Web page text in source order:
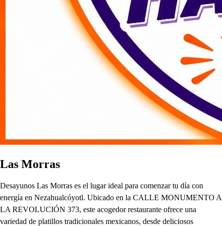
Las Morras
Desayunos Las Morras es el lugar ideal para comenzar tu día con
energía en Nezahualcóyotl. Ubicado en la CALLE MONUMENTO A
LA REVOLUCIÓN 373, este acogedor restaurante ofrece una
variedad de platillos tradicionales mexicanos, desde deliciosos